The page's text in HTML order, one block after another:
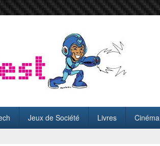
Jeux de Société Livres Cinéma